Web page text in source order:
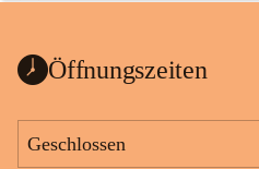
ht
1 Seite•0,1 MB
Öffnungszeiten
Geschlossen